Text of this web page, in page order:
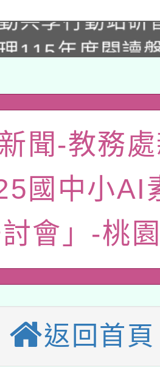
果公告(無人
115年度閱讀
養講師名單
容與教學軟
赴陸應申請許可
濟部水利署委託
研究院辦理「
單位及節水達
月22日(星期六
學年度第2次
結果公告(無人
動共學行動站研
理115年度閱讀
聞-教務
國中小AI
會」-桃
返回首頁